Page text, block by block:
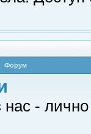
Форум
-